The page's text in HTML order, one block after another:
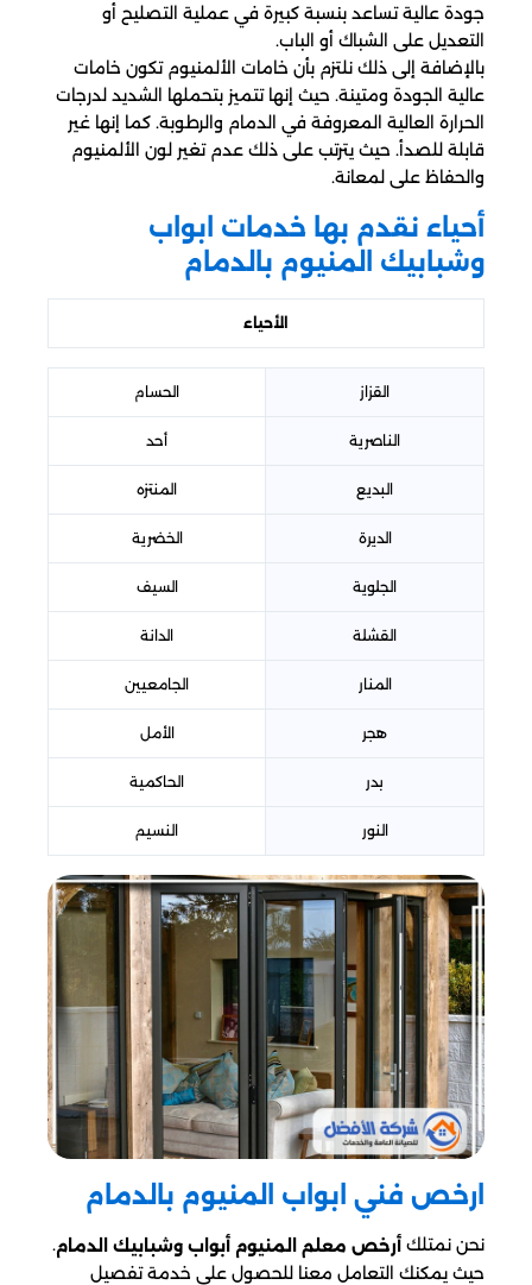
جودة عالية تساعد بنسبة كبيرة في عملية التصليح أو
التعديل على الشباك أو الباب.
بالإضافة إلى ذلك نلتزم بأن خامات الألمنيوم تكون خامات
عالية الجودة ومتينة. حيث إنها تتميز بتحملها الشديد لدرجات
الحرارة العالية المعروفة في الدمام والرطوبة. كما إنها غير
قابلة للصدأ. حيث يترتب على ذلك عدم تغير لون الألمنيوم
والحفاظ على لمعانة.
أحياء نقدم بها خدمات ابواب
وشبابيك المنيوم بالدمام
الأحياء
القزاز الحسام
الناصرية أحد
البديع المنتزه
الديرة الخضرية
الجلوية السيف
القشلة الدانة
المنار الجامعيين
هجر الأمل
بدر الحاكمية
النور النسيم
ارخص فني ابواب المنيوم بالدمام
نحن نمتلك أرخص معلم المنيوم أبواب وشبابيك الدمام.
حيث يمكنك التعامل معنا للحصول على خدمة تفصيل